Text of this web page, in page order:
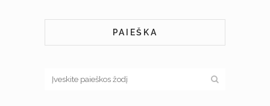
PAIEŠKA